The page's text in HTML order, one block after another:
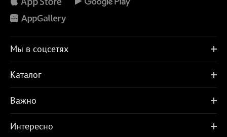
Мы в соцсетях
Каталог
Важно
Интересно